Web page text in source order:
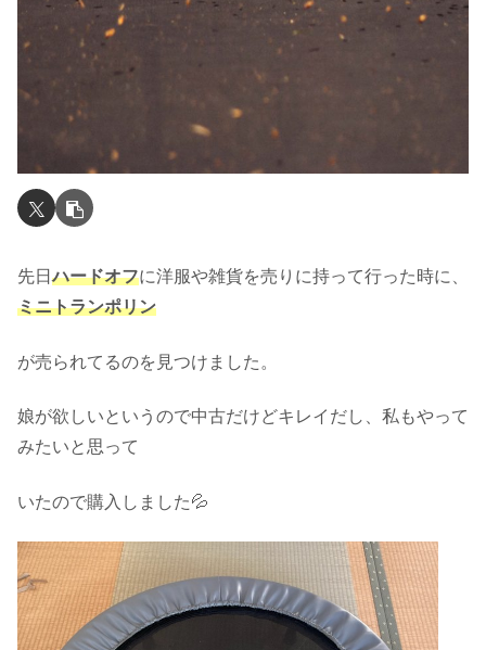
先日ハードオフに洋服や雑貨を売りに持って行った時に、
ミニトランポリン
が売られてるのを見つけました。
娘が欲しいというので中古だけどキレイだし、私もやって
みたいと思って
いたので購入しました💦